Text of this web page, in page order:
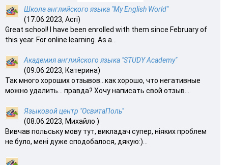
Школа английского языка "My English World"
(17.06.2023, Acri)
Great school! I have been enrolled with them since February of
this year. For online learning. As a...
Академия английского языка "STUDY Academy"
(09.06.2023, Катерина)
Так много хороших отзывов…как хорошо, что негативные
можно удалить… правда? Хочу написать свой отзыв...
Языковой центр "ОсвитаПоль"
(08.06.2023, Михайло )
Вивчав польську мову тут, викладач супер, ніяких проблем
не було, мені дуже сподобалося, дякую:)...